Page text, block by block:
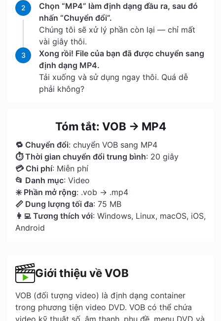
2
Chọn “MP4” làm định dạng đầu ra, sau đó
nhấn “Chuyển đổi”.
Chúng tôi sẽ xử lý phần còn lại — chỉ mất
vài giây thôi.
3
Xong rồi! File của bạn đã được chuyển sang
định dạng MP4.
Tải xuống và sử dụng ngay thôi. Quá dễ
phải không?
Tóm tắt: VOB → MP4
🔁 Chuyển đổi: chuyển VOB sang MP4
⏱ Thời gian chuyển đổi trung bình: 20 giây
💳 Chi phí: Miễn phí
📂 Danh mục: Video
✳️ Phần mở rộng: .vob → .mp4
📏 Dung lượng tối đa: 75 MB
👩‍💻 Tương thích với: Windows, Linux, macOS, iOS,
Android
Giới thiệu về VOB
VOB (đối tượng video) là định dạng container
trong phương tiện video DVD. VOB có thể chứa
video kỹ thuật số, âm thanh, phụ đề, menu DVD và